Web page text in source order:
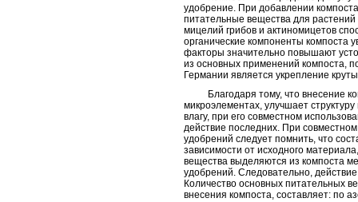
удобрение. При добавлении
питательные вещества для
мицелий грибов и актиномицетов
органические компоненты компоста
факторы значительно повышают
из основных применений компоста,
Германии является укрепление
Благодаря тому, что внесение
микроэлементах, улучшает
влагу, при его совместном
действие последних. При
удобрений следует помнить, что
зависимости от исходного
вещества выделяются из компоста
удобрений. Следовательно,
Количество основных питательных
внесения компоста, составляет: по